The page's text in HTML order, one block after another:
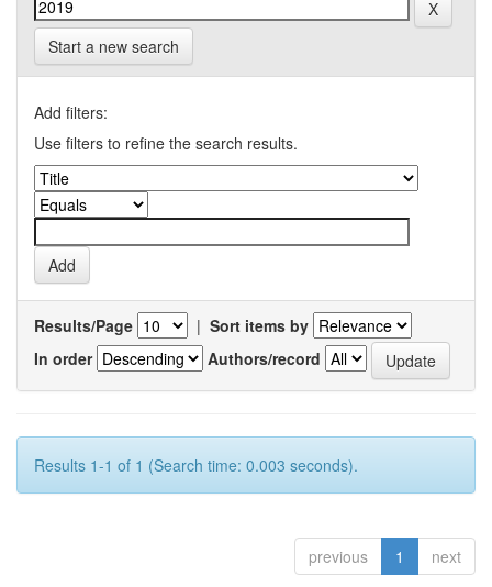
Start a new search
Add filters:
Use filters to refine the search results.
Results/Page | Sort items by
In order
Authors/record
Results 1-1 of 1 (Search time: 0.003 seconds).
previous 1 next